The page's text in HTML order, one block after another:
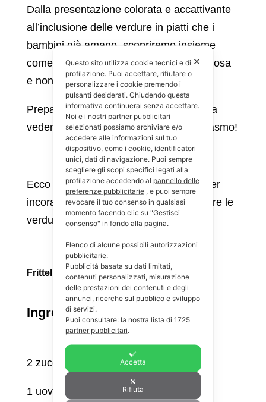
Dalla presentazione colorata e accattivante
all’inclusione delle verdure in piatti che i
bambini già amano, scopriremo insieme
come fare della verdura un’alleata preziosa
e non più una nemica da evitare.
Preparatevi a stupire i vostri bambini e a
vedere i loro piatti svuotarsi con entusiasmo!
Ecco una ricetta semplice e deliziosa per
incoraggiare anche i più restii a mangiare le
verdure:
Frittelle di Zucchine al Forno
Ingredienti:
2 zucchine grattugiate
1 uovo
✕
Questo sito utilizza cookie tecnici e di
profilazione. Puoi accettare, rifiutare o
personalizzare i cookie premendo i
pulsanti desiderati. Chiudendo questa
informativa continuerai senza accettare.
Noi e i nostri partner pubblicitari
selezionati possiamo archiviare e/o
accedere alle informazioni sul tuo
dispositivo, come i cookie, identificatori
unici, dati di navigazione. Puoi sempre
scegliere gli scopi specifici legati alla
profilazione accedendo al pannello delle
preferenze pubblicitarie, e puoi sempre
revocare il tuo consenso in qualsiasi
momento facendo clic su "Gestisci
consenso" in fondo alla pagina.
Elenco di alcune possibili autorizzazioni
pubblicitarie:
Pubblicità basata su dati limitati,
contenuti personalizzati, misurazione
delle prestazioni dei contenuti e degli
annunci, ricerche sul pubblico e sviluppo
di servizi.
Puoi consultare: la nostra lista di 1725
partner pubblicitari.
Accetta
Rifiuta